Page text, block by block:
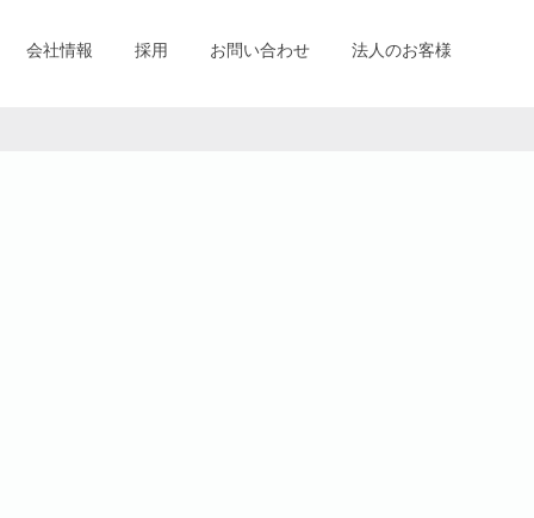
会社情報 採用 お問い合わせ 法人のお客様